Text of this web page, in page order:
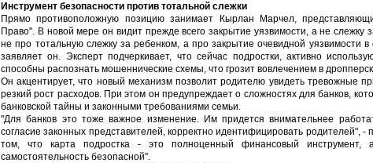
Инструмент безопасности против тотальной слежки
Прямо противоположную позицию занимает Кырлан Марчел,
Право". В новой мере он видит прежде всего закрытие уязвимости, а не слежку
не про тотальную слежку за ребенком, а про закрытие очевидной уязвимости
заявляет он. Эксперт подчеркивает, что сейчас подростки, активно
способны распознать мошеннические схемы, что грозит вовлечением в
Он акцентирует, что новый механизм позволит родителю увидеть тревожные
резкий рост расходов. При этом он предупреждает о сложностях для банков,
банковской тайны и законными требованиями семьи.
"Для банков это тоже важное изменение. Им придется внимательнее
согласие законных представителей, корректно идентифицировать родителей",
том, что карта подростка - это полноценный финансовый
самостоятельность безопасной".